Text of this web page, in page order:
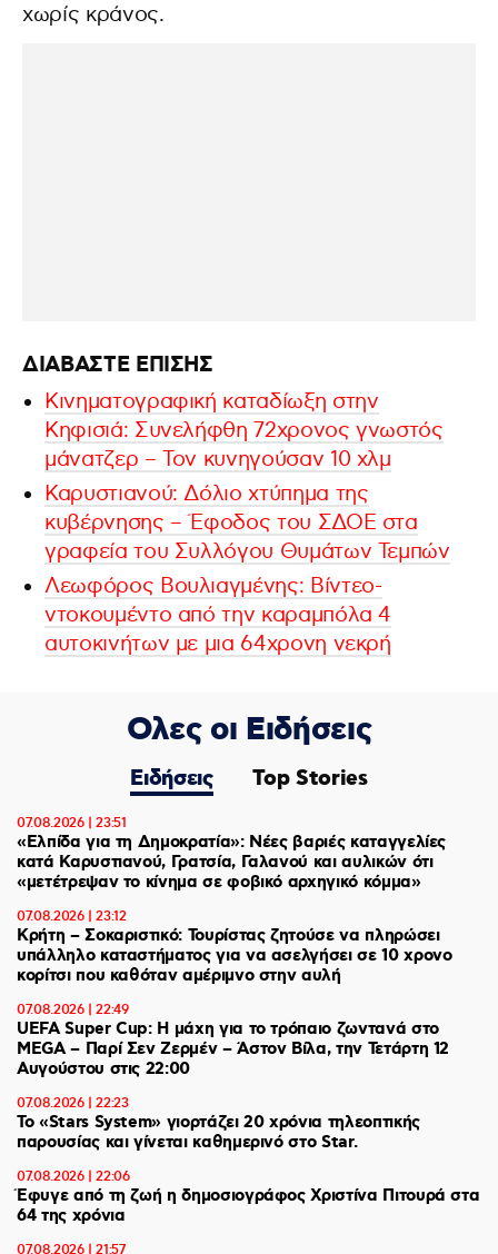
χωρίς κράνος.
ΔΙΑΒΑΣΤΕ ΕΠΙΣΗΣ
Κινηματογραφική καταδίωξη στην
Κηφισιά: Συνελήφθη 72χρονος γνωστός
μάνατζερ – Τον κυνηγούσαν 10 χλμ
Καρυστιανού: Δόλιο χτύπημα της
κυβέρνησης – Έφοδος του ΣΔΟΕ στα
γραφεία του Συλλόγου Θυμάτων Τεμπών
Λεωφόρος Βουλιαγμένης: Βίντεο-
ντοκουμέντο από την καραμπόλα 4
αυτοκινήτων με μια 64χρονη νεκρή
Ολες οι Ειδήσεις
Ειδήσεις Top Stories
07.08.2026 | 23:51
«Ελπίδα για τη Δημοκρατία»: Νέες βαριές καταγγελίες
κατά Καρυστιανού, Γρατσία, Γαλανού και αυλικών ότι
«μετέτρεψαν το κίνημα σε φοβικό αρχηγικό κόμμα»
07.08.2026 | 23:12
Κρήτη – Σοκαριστικό: Τουρίστας ζητούσε να πληρώσει
υπάλληλο καταστήματος για να ασελγήσει σε 10 χρονο
κορίτσι που καθόταν αμέριμνο στην αυλή
07.08.2026 | 22:49
UEFA Super Cup: Η μάχη για το τρόπαιο ζωντανά στο
MEGA – Παρί Σεν Ζερμέν – Άστον Βίλα, την Τετάρτη 12
Αυγούστου στις 22:00
07.08.2026 | 22:23
Το «Stars System» γιορτάζει 20 χρόνια τηλεοπτικής
παρουσίας και γίνεται καθημερινό στο Star.
07.08.2026 | 22:06
Έφυγε από τη ζωή η δημοσιογράφος Χριστίνα Πιτουρά στα
64 της χρόνια
07.08.2026 | 21:57